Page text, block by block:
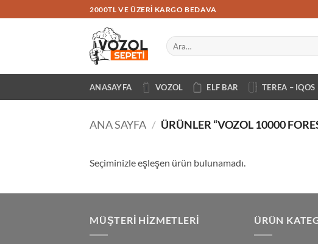
atla
2000TL VE ÜZERI KARGO BEDAVA
Ara:
ANASAYFA VOZOL ELF BAR TEREA – IQOS
ANA SAYFA / ÜRÜNLER “VOZOL 10000
Seçiminizle eşleşen ürün bulunamadı.
MÜŞTERI HIZMETLERI ÜRÜN